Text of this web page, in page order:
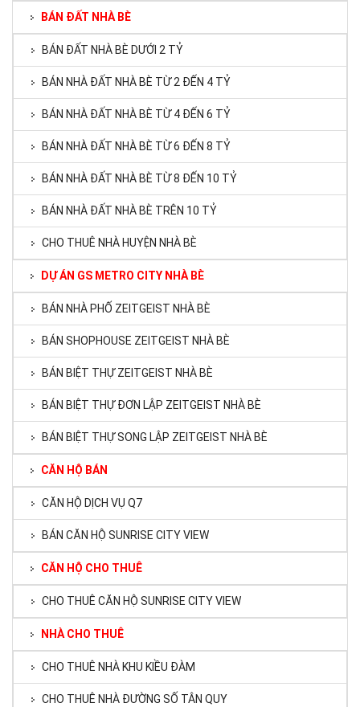
BÁN ĐẤT NHÀ BÈ
BÁN ĐẤT NHÀ BÈ DƯỚI 2 TỶ
BÁN NHÀ ĐẤT NHÀ BÈ TỪ 2 ĐẾN 4 TỶ
BÁN NHÀ ĐẤT NHÀ BÈ TỪ 4 ĐẾN 6 TỶ
BÁN NHÀ ĐẤT NHÀ BÈ TỪ 6 ĐẾN 8 TỶ
BÁN NHÀ ĐẤT NHÀ BÈ TỪ 8 ĐẾN 10 TỶ
BÁN NHÀ ĐẤT NHÀ BÈ TRÊN 10 TỶ
CHO THUÊ NHÀ HUYỆN NHÀ BÈ
DỰ ÁN GS METRO CITY NHÀ BÈ
BÁN NHÀ PHỐ ZEITGEIST NHÀ BÈ
BÁN SHOPHOUSE ZEITGEIST NHÀ BÈ
BÁN BIỆT THỰ ZEITGEIST NHÀ BÈ
BÁN BIỆT THỰ ĐƠN LẬP ZEITGEIST NHÀ BÈ
BÁN BIỆT THỰ SONG LẬP ZEITGEIST NHÀ BÈ
CĂN HỘ BÁN
CĂN HỘ DỊCH VỤ Q7
BÁN CĂN HỘ SUNRISE CITY VIEW
CĂN HỘ CHO THUÊ
CHO THUÊ CĂN HỘ SUNRISE CITY VIEW
NHÀ CHO THUÊ
CHO THUÊ NHÀ KHU KIỀU ĐÀM
CHO THUÊ NHÀ ĐƯỜNG SỐ TÂN QUY